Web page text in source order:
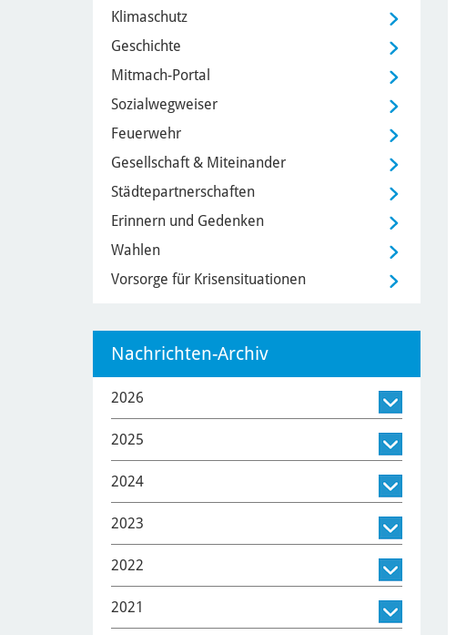
Klimaschutz
Geschichte
Mitmach-Portal
Sozialwegweiser
Feuerwehr
Gesellschaft & Miteinander
Städtepartnerschaften
Erinnern und Gedenken
Wahlen
Vorsorge für Krisensituationen
Nachrichten-Archiv
2026
2025
2024
2023
2022
2021